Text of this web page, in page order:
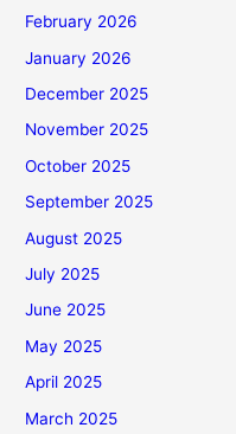
February 2026
January 2026
December 2025
November 2025
October 2025
September 2025
August 2025
July 2025
June 2025
May 2025
April 2025
March 2025